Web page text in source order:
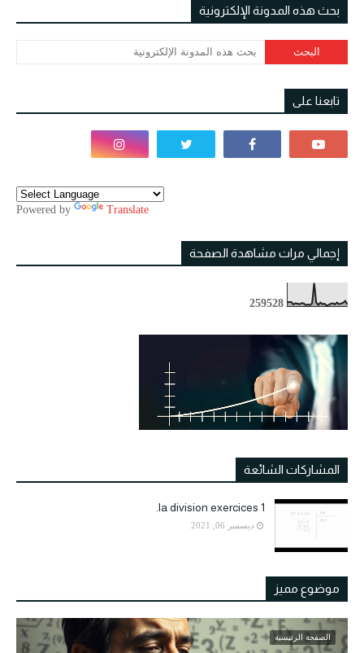
بحث هذه المدونة الإلكترونية
تابعنا على
Powered by Translate
إجمالي مرات مشاهدة الصفحة
259528
المشاركات الشائعة
la division exercices 1.
ديسمبر 06, 2021
موضوع مميز
الصفحة الرئيسية